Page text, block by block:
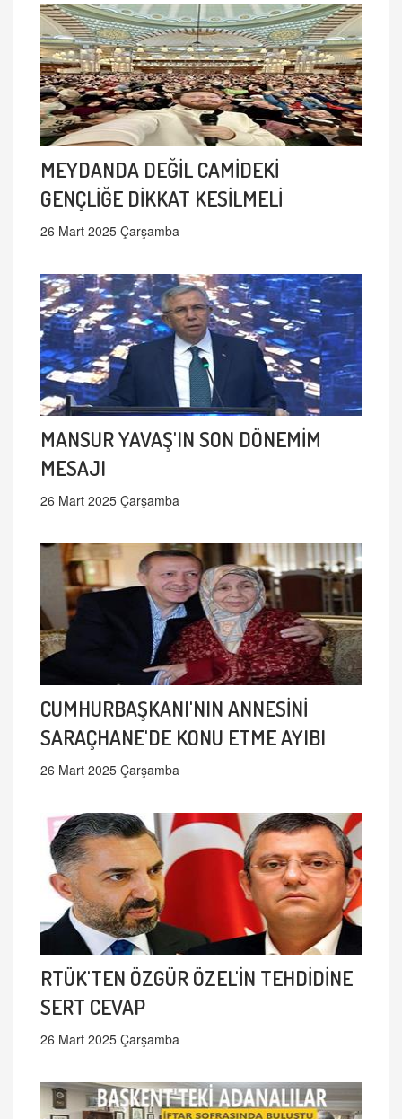
MEYDANDA DEĞİL CAMİDEKİ
GENÇLİĞE DİKKAT KESİLMELİ
26 Mart 2025 Çarşamba
MANSUR YAVAŞ'IN SON DÖNEMİM
MESAJI
26 Mart 2025 Çarşamba
CUMHURBAŞKANI'NIN ANNESİNİ
SARAÇHANE'DE KONU ETME AYIBI
26 Mart 2025 Çarşamba
RTÜK'TEN ÖZGÜR ÖZEL'İN TEHDİDİNE
SERT CEVAP
26 Mart 2025 Çarşamba